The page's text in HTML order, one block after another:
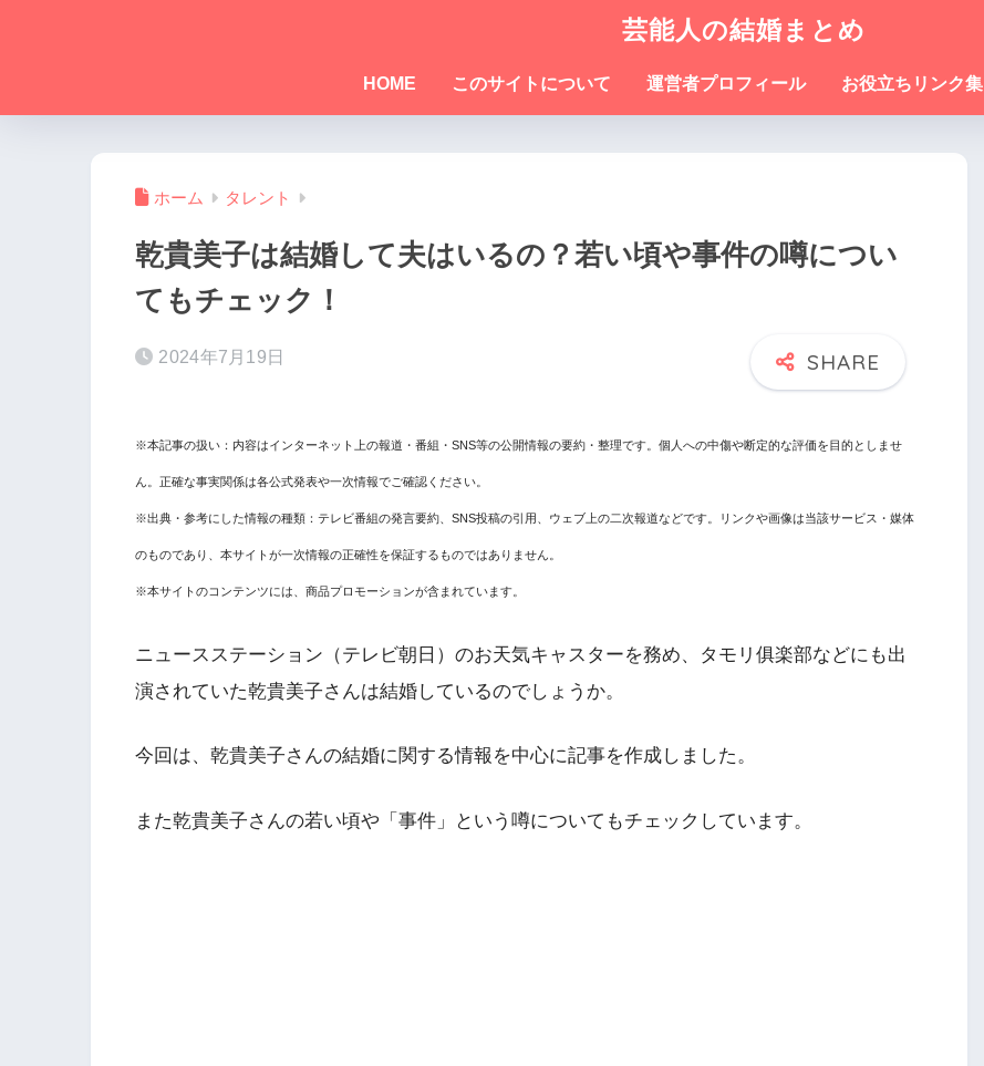
芸能人の結婚まとめ
HOME このサイトについて 運営者プロフィール お役立ちリンク集
ホーム タレント
乾貴美子は結婚して夫はいるの？若い頃や事件の噂につい
てもチェック！
2024年7月19日
※本記事の扱い：内容はインターネット上の報道・番組・SNS等の公開情報の要約・整理です。個人への中傷や断定的な評価を目的としませ
ん。正確な事実関係は各公式発表や一次情報でご確認ください。
※出典・参考にした情報の種類：テレビ番組の発言要約、SNS投稿の引用、ウェブ上の二次報道などです。リンクや画像は当該サービス・媒体
のものであり、本サイトが一次情報の正確性を保証するものではありません。
※本サイトのコンテンツには、商品プロモーションが含まれています。
ニュースステーション（テレビ朝日）のお天気キャスターを務め、タモリ俱楽部などにも出
演されていた乾貴美子さんは結婚しているのでしょうか。
今回は、乾貴美子さんの結婚に関する情報を中心に記事を作成しました。
また乾貴美子さんの若い頃や「事件」という噂についてもチェックしています。